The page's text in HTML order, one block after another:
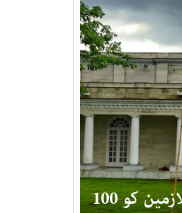
پنجاب میں تنخواہوں کا دوہرا نظام: صرف 0.8 فیصد ملازمین کو 100